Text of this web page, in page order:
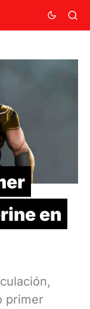
en
primer